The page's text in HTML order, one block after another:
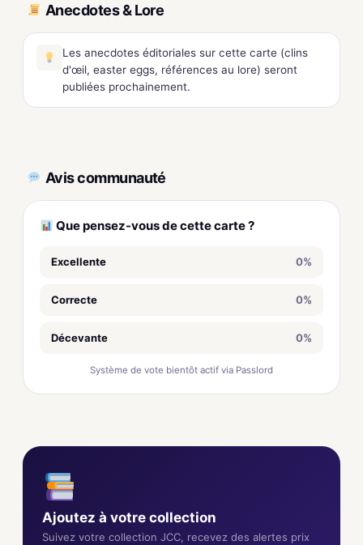
Anecdotes & Lore
Les anecdotes éditoriales sur cette carte (clins
d'œil, easter eggs, références au lore) seront
publiées prochainement.
Avis communauté
Que pensez-vous de cette carte ?
Excellente 0%
Correcte 0%
Décevante 0%
Système de vote bientôt actif via Passlord
Ajoutez à votre collection
Suivez votre collection JCC, recevez des alertes prix